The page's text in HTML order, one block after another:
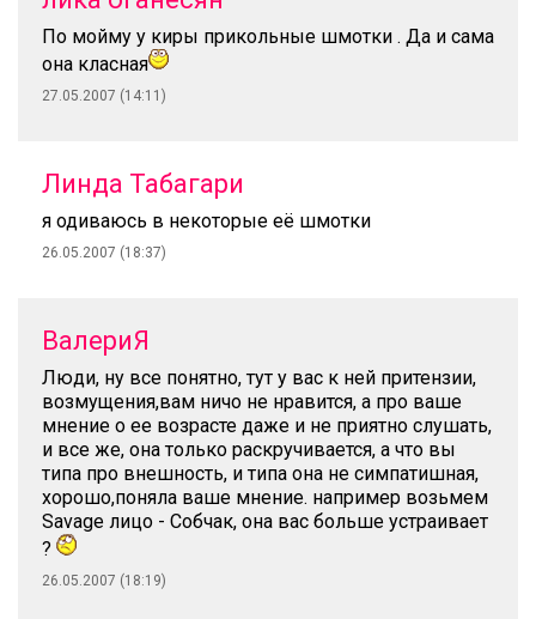
По мойму у киры прикольные шмотки . Да и сама
она класная
27.05.2007 (14:11)
Линда Табагари
я одиваюсь в некоторые её шмотки
26.05.2007 (18:37)
ВалериЯ
Люди, ну все понятно, тут у вас к ней притензии,
возмущения,вам ничо не нравится, а про ваше
мнение о ее возрасте даже и не приятно слушать,
и все же, она только раскручивается, а что вы
типа про внешность, и типа она не симпатишная,
хорошо,поняла ваше мнение. например возьмем
Savage лицо - Собчак, она вас больше устраивает
?
26.05.2007 (18:19)